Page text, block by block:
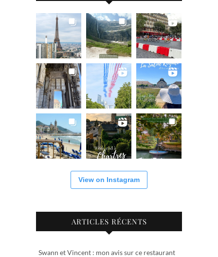
View on Instagram
ARTICLES RÉCENTS
Swann et Vincent : mon avis sur ce restaurant